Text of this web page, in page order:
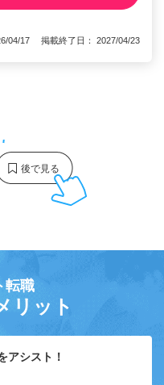
04/17 掲載終了日： 2027/04/23
転職
リット
アシスト！